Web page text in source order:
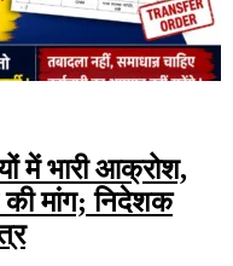
में भारी आक्रोश,
मांग; निदेशक